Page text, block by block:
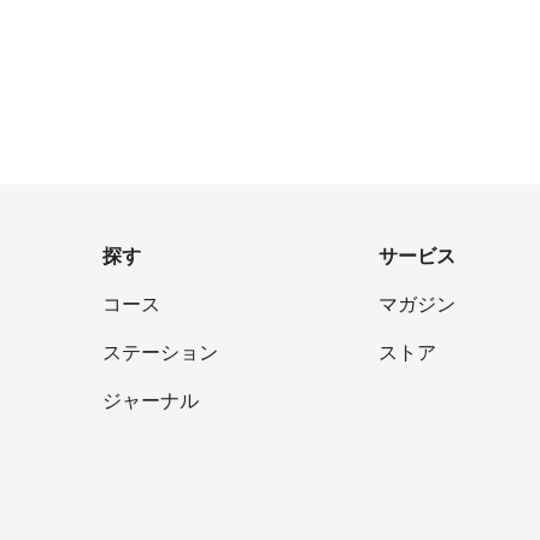
探す
コース
ステーション
ジャーナル
サービス
マガジン
ストア